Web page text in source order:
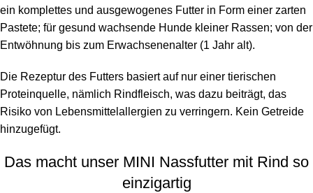
ein komplettes und ausgewogenes Futter in Form einer zarten
Pastete; für gesund wachsende Hunde kleiner Rassen; von der
Entwöhnung bis zum Erwachsenenalter (1 Jahr alt).
Die Rezeptur des Futters basiert auf nur einer tierischen
Proteinquelle, nämlich Rindfleisch, was dazu beiträgt, das
Risiko von Lebensmittelallergien zu verringern. Kein Getreide
hinzugefügt.
Das macht unser MINI Nassfutter mit Rind so
einzigartig